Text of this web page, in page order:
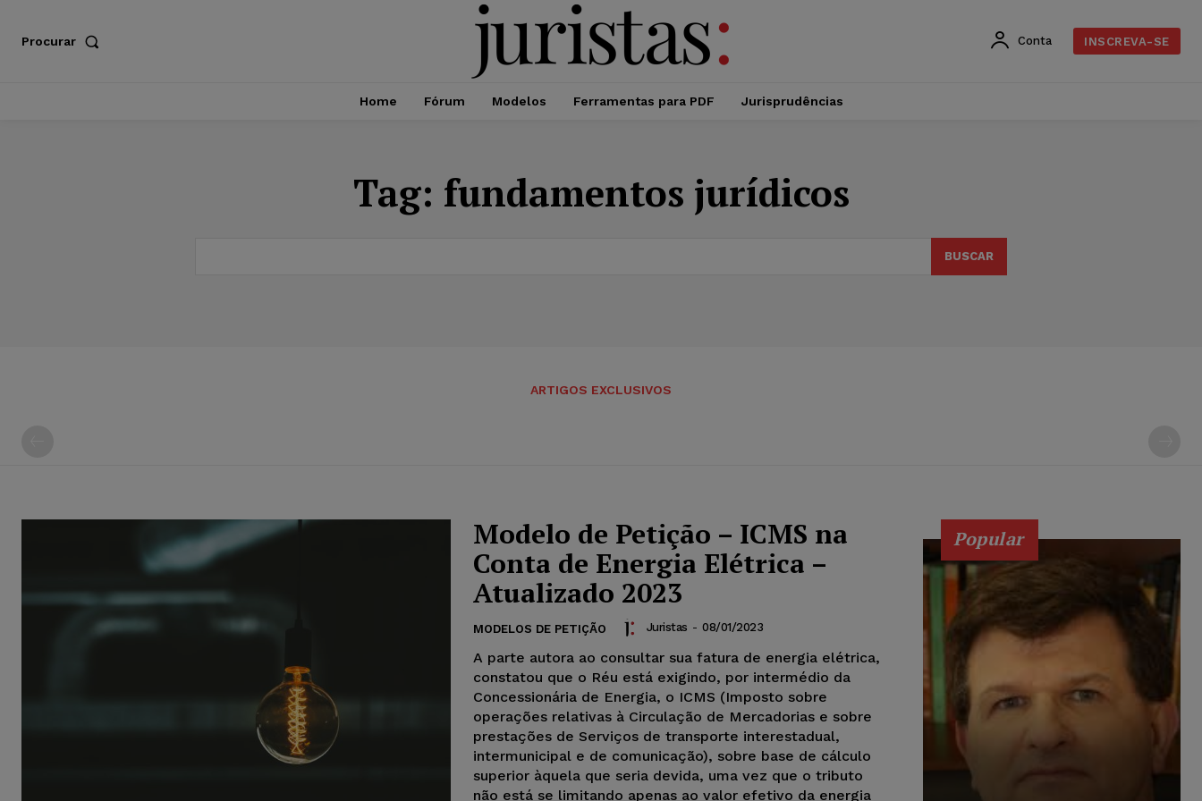
Procurar Conta INSCREVA-SE
Home Fórum Modelos Ferramentas para PDF Jurisprudências
Tag: fundamentos jurídicos
BUSCAR
ARTIGOS EXCLUSIVOS
Modelo de Petição – ICMS na
Conta de Energia Elétrica –
Atualizado 2023
MODELOS DE PETIÇÃO Juristas - 08/01/2023
A parte autora ao consultar sua fatura de energia elétrica,
constatou que o Réu está exigindo, por intermédio da
Concessionária de Energia, o ICMS (Imposto sobre
operações relativas à Circulação de Mercadorias e sobre
prestações de Serviços de transporte interestadual,
intermunicipal e de comunicação), sobre base de cálculo
superior àquela que seria devida, uma vez que o tributo
não está se limitando apenas ao valor efetivo da energia
Popular